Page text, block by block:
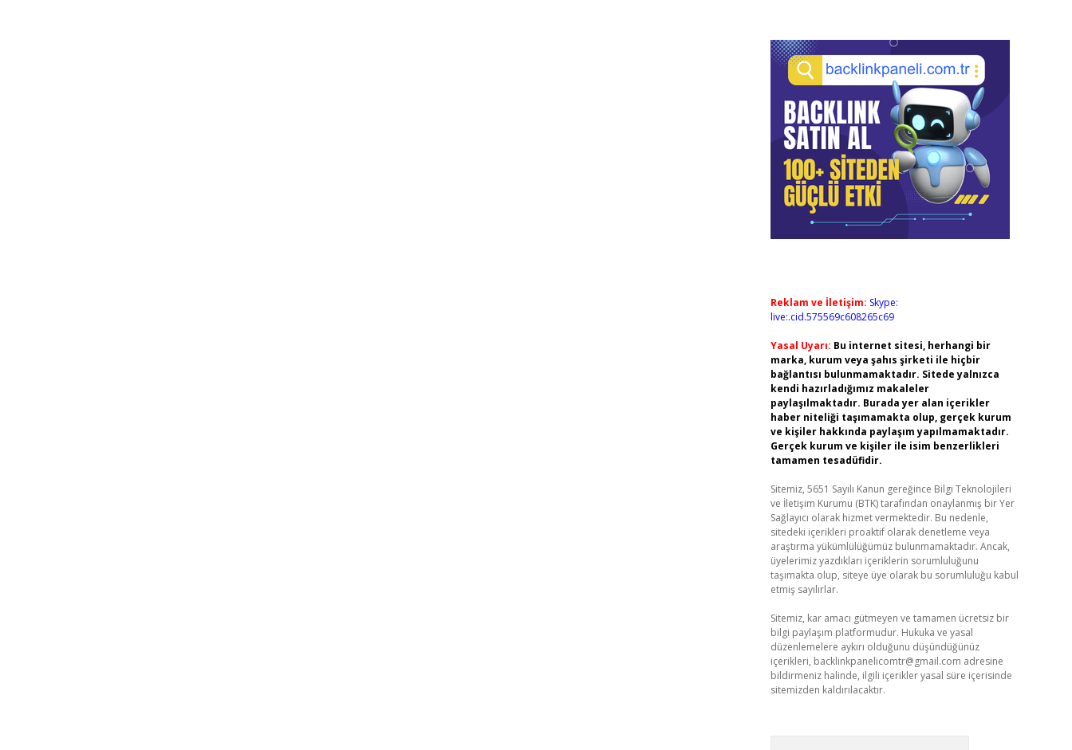
Reklam ve İletişim: Skype:
live:.cid.575569c608265c69
Yasal Uyarı: Bu internet sitesi, herhangi bir
marka, kurum veya şahıs şirketi ile hiçbir
bağlantısı bulunmamaktadır. Sitede yalnızca
kendi hazırladığımız makaleler
paylaşılmaktadır. Burada yer alan içerikler
haber niteliği taşımamakta olup, gerçek kurum
ve kişiler hakkında paylaşım yapılmamaktadır.
Gerçek kurum ve kişiler ile isim benzerlikleri
tamamen tesadüfidir.
Sitemiz, 5651 Sayılı Kanun gereğince Bilgi Teknolojileri
ve İletişim Kurumu (BTK) tarafından onaylanmış bir Yer
Sağlayıcı olarak hizmet vermektedir. Bu nedenle,
sitedeki içerikleri proaktif olarak denetleme veya
araştırma yükümlülüğümüz bulunmamaktadır. Ancak,
üyelerimiz yazdıkları içeriklerin sorumluluğunu
taşımakta olup, siteye üye olarak bu sorumluluğu kabul
etmiş sayılırlar.
Sitemiz, kar amacı gütmeyen ve tamamen ücretsiz bir
bilgi paylaşım platformudur. Hukuka ve yasal
düzenlemelere aykırı olduğunu düşündüğünüz
içerikleri, backlinkpanelicomtr@gmail.com adresine
bildirmeniz halinde, ilgili içerikler yasal süre içerisinde
sitemizden kaldırılacaktır.